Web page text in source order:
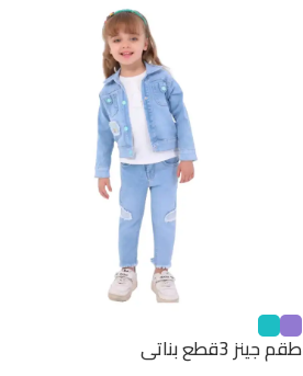
طقم جينز 3قطع بناتى